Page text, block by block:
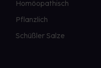
Homöopathisch
Pflanzlich
Schüßler Salze